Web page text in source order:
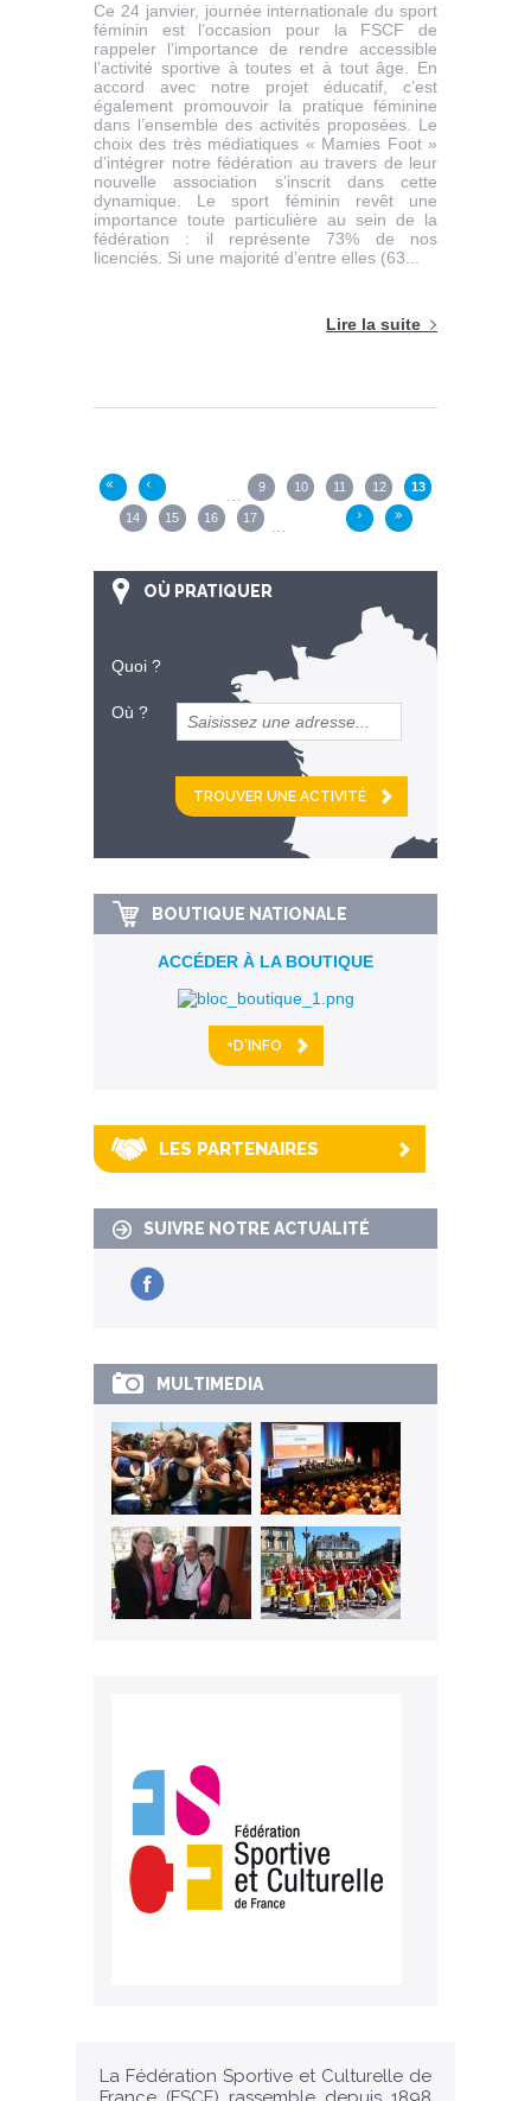
Ce 24 janvier, journée internationale du sport
féminin est l’occasion pour la FSCF de
rappeler l’importance de rendre accessible
l’activité sportive à toutes et à tout âge. En
accord avec notre projet éducatif, c’est
également promouvoir la pratique féminine
dans l’ensemble des activités proposées. Le
choix des très médiatiques « Mamies Foot »
d’intégrer notre fédération au travers de leur
nouvelle association s’inscrit dans cette
dynamique. Le sport féminin revêt une
importance toute particulière au sein de la
fédération : il représente 73% de nos
licenciés. Si une majorité d’entre elles (63...
Lire la suite
« ‹ … 9 10 11 12 13
14 15 16 17 … › »
OÙ PRATIQUER
Quoi ?
Où ?
et
km alentour
BOUTIQUE NATIONALE
ACCÉDER À LA BOUTIQUE
+D'INFO
LES PARTENAIRES
SUIVRE NOTRE ACTUALITÉ
MULTIMEDIA
La Fédération Sportive et Culturelle de